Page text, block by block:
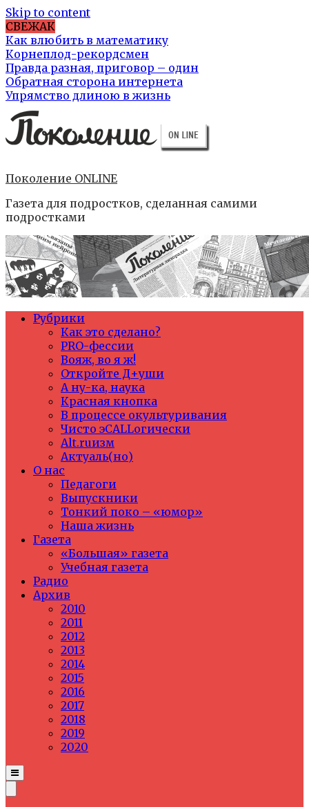
Skip to content
СВЕЖАК
Как влюбить в математику
Корнеплод-рекордсмен
Правда разная, приговор – один
Обратная сторона интернета
Упрямство длиною в жизнь
Поколение ONLINE
Газета для подростков, сделанная самими
подростками
Рубрики
Как это сделано?
PRO-фессии
Вояж, во я ж!
Откройте Д+уши
А ну-ка, наука
Красная кнопка
В процессе окультуривания
Чисто эCALLогически
Alt.ruизм
Актуаль(но)
О нас
Педагоги
Выпускники
Тонкий поко – «юмор»
Наша жизнь
Газета
«Большая» газета
Учебная газета
Радио
Архив
2010
2011
2012
2013
2014
2015
2016
2017
2018
2019
2020